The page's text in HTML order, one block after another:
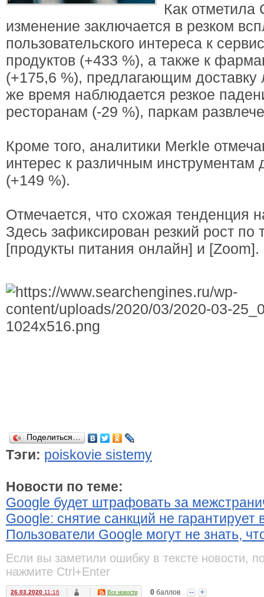
Как отметила
изменение заключается в резком
пользовательского интереса к
продуктов (+433 %), а также к
(+175,6 %), предлагающим доставку
же время наблюдается резкое
ресторанам (-29 %), паркам
Кроме того, аналитики Merkle
интерес к различным инструментам
(+149 %).
Отмечается, что схожая тенденция
Здесь зафиксирован резкий рост по
[продукты питания онлайн] и [Zoom].
Поделиться…
Тэги: poiskovie sistemy
Новости по теме:
Google будет штрафовать за
Google: снятие санкций не гарантирует
Пользователи Google могут не знать,
Если вы заметили ошибку в тексте новости,
нажмите Ctrl+Enter
26.03.2020 11:16 Все новости 0 баллов -- +